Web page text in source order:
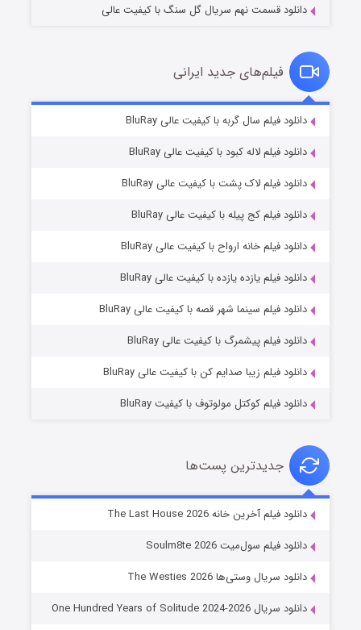
قسمت۷ (زیرنویس) منتشر شد
خاندان اژدها فصل ۳
دانلود قسمت نهم سریال گل سنگ با کیفیت عالی
فیلم‌های جدید ایرانی
دانلود فیلم سال گربه با کیفیت عالی BluRay
دانلود فیلم لاله کبود با کیفیت عالی BluRay
دانلود فیلم لاک پشت با کیفیت عالی BluRay
دانلود فیلم کج‌ پیله با کیفیت عالی BluRay
دانلود فیلم خانه ارواح با کیفیت عالی BluRay
دانلود فیلم یازده یازده با کیفیت عالی BluRay
دانلود فیلم سینما شهر قصه با کیفیت عالی BluRay
دانلود فیلم پیشمرگ با کیفیت عالی BluRay
دانلود فیلم زیبا صدایم کن با کیفیت عالی BluRay
دانلود فیلم کوکتل مولوتوف با کیفیت BluRay
جدیدترین پست‌ها
دانلود فیلم آخرین خانه The Last House 2026
دانلود فیلم سول‌میت Soulm8te 2026
دانلود سریال وستی‌ها The Westies 2026
دانلود سریال One Hundred Years of Solitude 2024-2026